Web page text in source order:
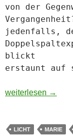
von der
jedenfalls,
blickt
erstaunt auf
Max und Marie
weiterlesen →
LICHT MARIE